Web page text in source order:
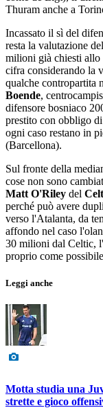
Thuram anche a
Incassato il sì del
resta la valutazione
milioni già chiesti allo
cifra considerando la
qualche contropartita
Boende,
difensore bosniaco
prestito con obbligo
ogni caso restano in
(Barcellona).
Sul fronte della
cose non sono
Matt O'Riley del
perché può avere
verso l'Atalanta, da
affondo nel caso
30 milioni dal Celtic,
proprio come
Leggi anche
Motta studia una
strette e gioco